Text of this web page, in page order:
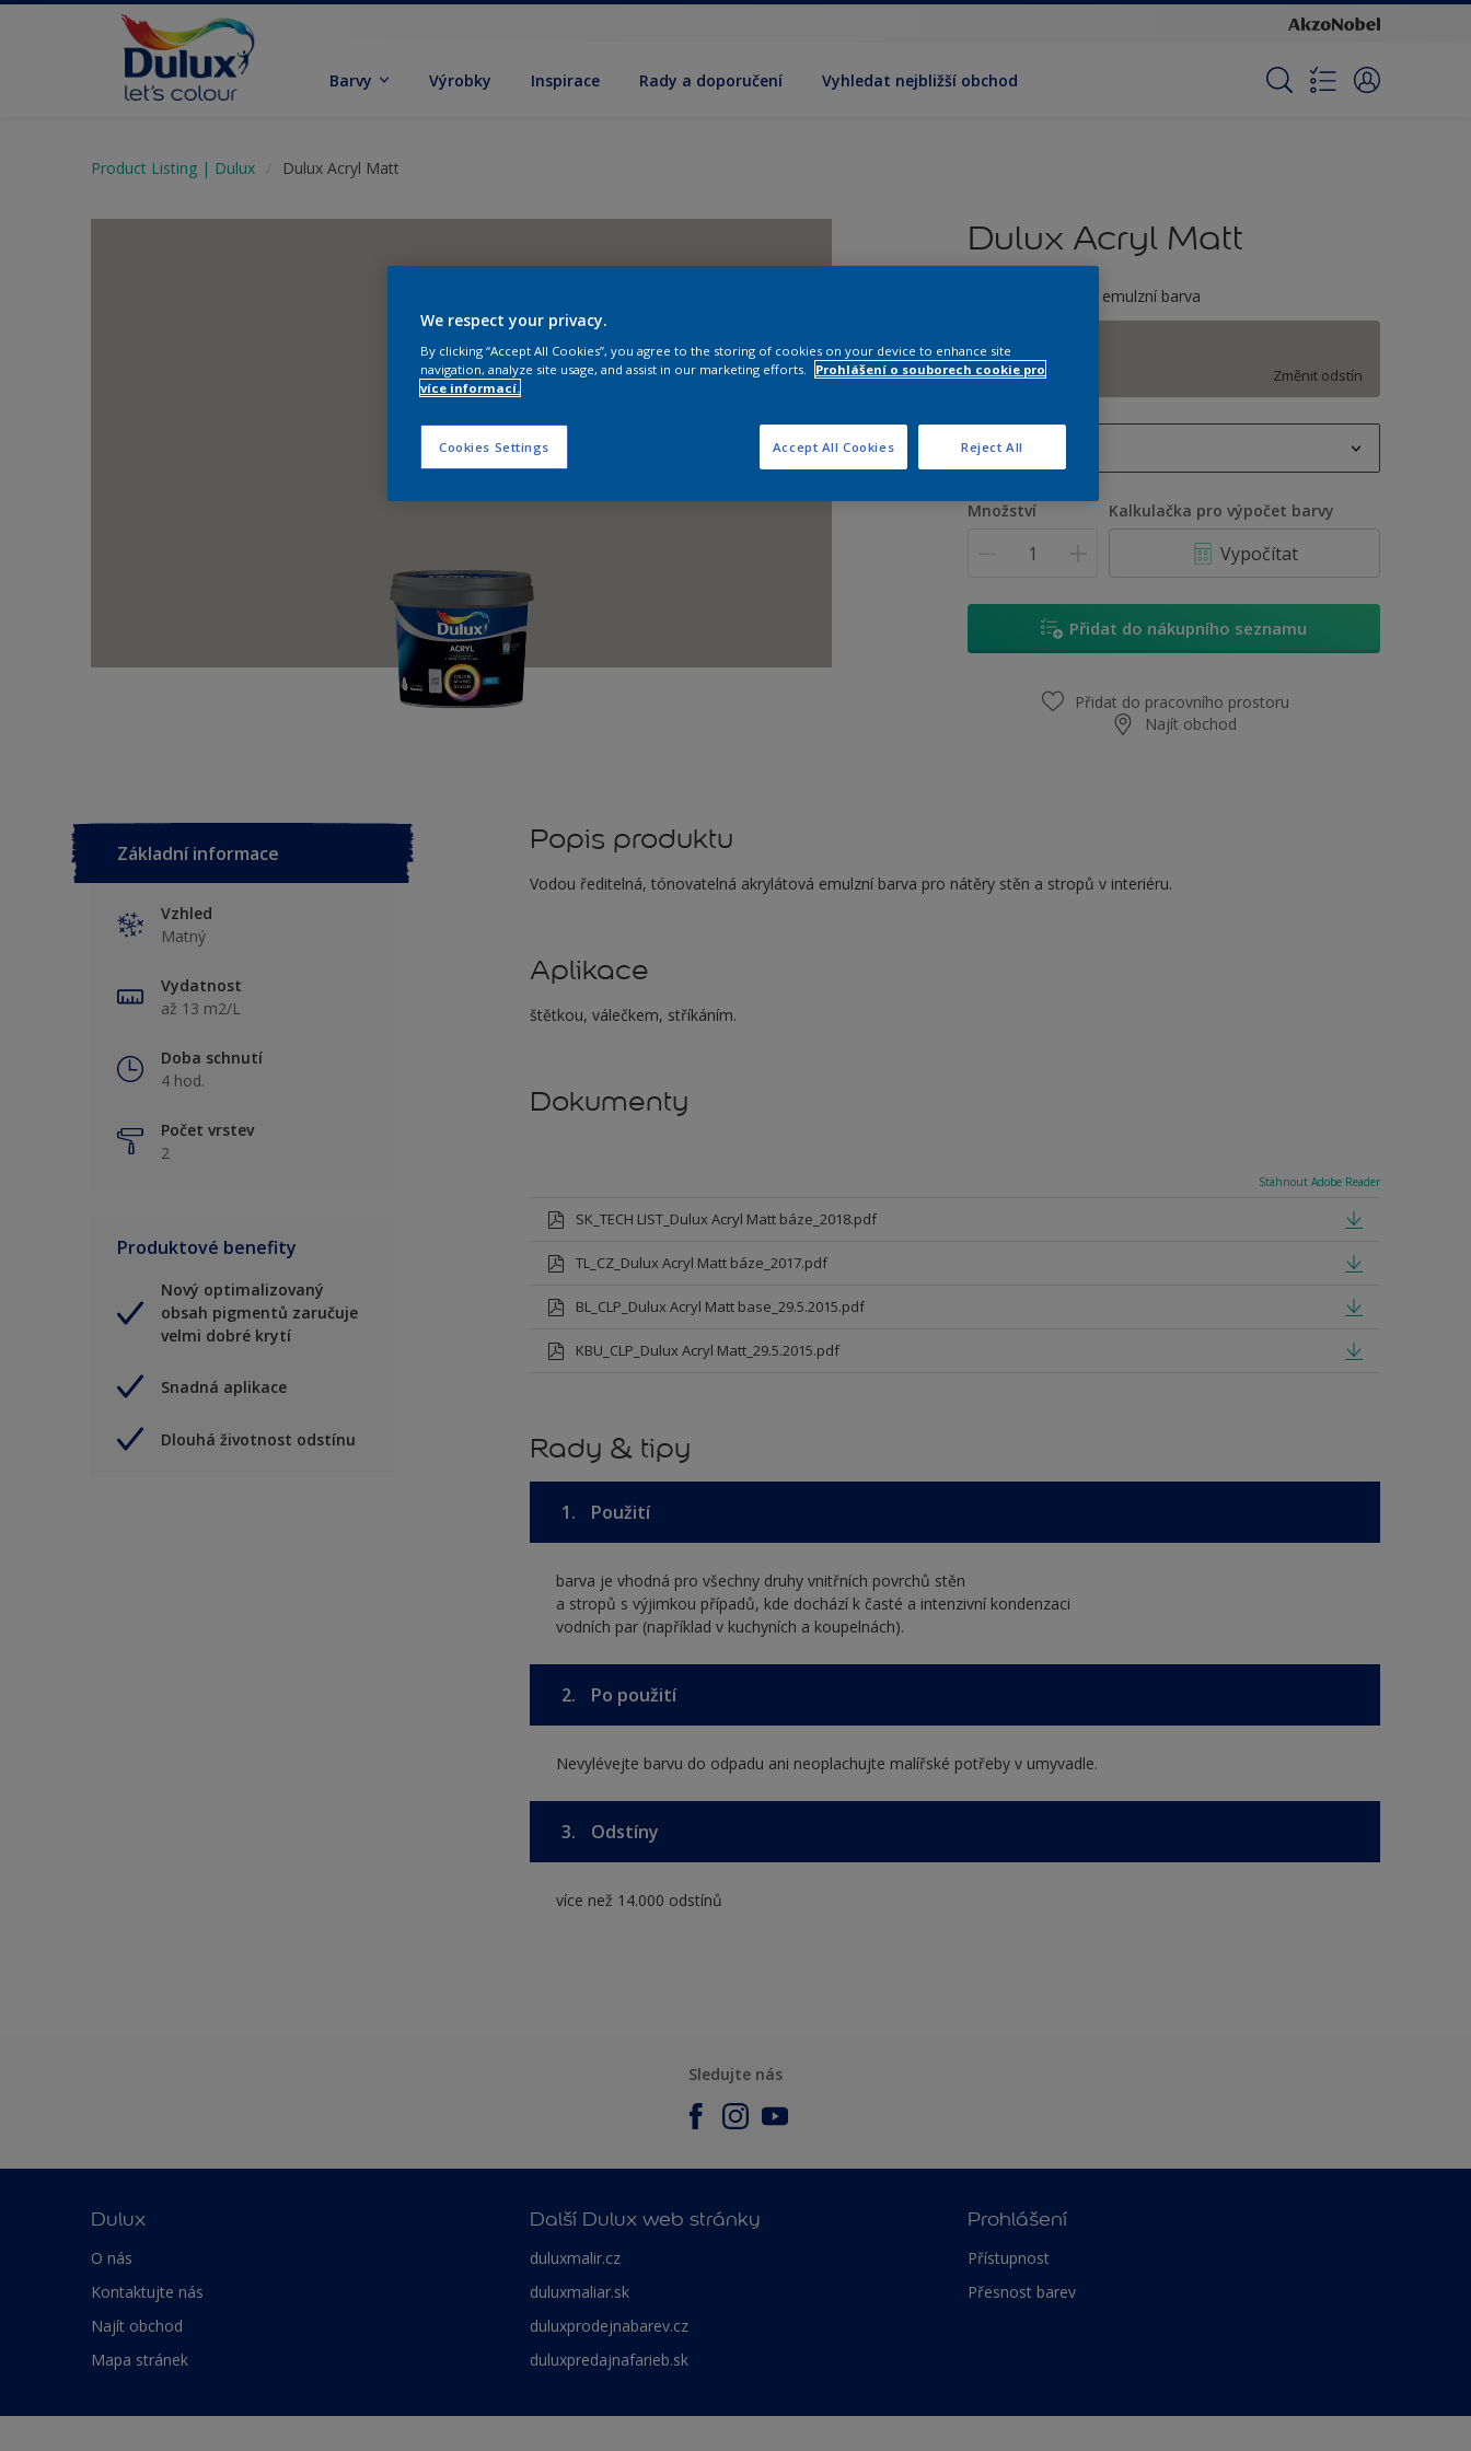
Barvy Výrobky Inspirace Rady a doporučení Vyhledat nejbližší obchod
Product Listing | Dulux Dulux Acryl Matt
Dulux Acryl Matt
Tónvatelná matná emulzní barva
F0.03.66
Změnit odstín
1 L
10 L
Množství Kalkulačka pro výpočet barvy
Vypočítat
Přidat do nákupního seznamu
Přidat do pracovního prostoru
Najít obchod
Základní informace
Vzhled
Matný
Vydatnost
až 13 m2/L
Doba schnutí
4 hod.
Počet vrstev
2
Produktové benefity
Nový optimalizovaný
obsah pigmentů zaručuje
velmi dobré krytí
Snadná aplikace
Dlouhá životnost odstínu
Popis produktu
Vodou ředitelná, tónovatelná akrylátová emulzní barva pro nátěry stěn a stropů v interiéru.
Aplikace
štětkou, válečkem, stříkáním.
Dokumenty
Stáhnout Adobe Reader
SK_TECH LIST_Dulux Acryl Matt báze_2018.pdf
TL_CZ_Dulux Acryl Matt báze_2017.pdf
BL_CLP_Dulux Acryl Matt base_29.5.2015.pdf
KBU_CLP_Dulux Acryl Matt_29.5.2015.pdf
Rady & tipy
1. Použití
barva je vhodná pro všechny druhy vnitřních povrchů stěn
a stropů s výjimkou případů, kde dochází k časté a intenzivní kondenzaci
vodních par (například v kuchyních a koupelnách).
2. Po použití
Nevylévejte barvu do odpadu ani neoplachujte malířské potřeby v umyvadle.
3. Odstíny
více než 14.000 odstínů
Sledujte nás
Dulux
O nás
Kontaktujte nás
Najít obchod
Mapa stránek
Další Dulux web stránky
duluxmalir.cz
duluxmaliar.sk
duluxprodejnabarev.cz
duluxpredajnafarieb.sk
Prohlášení
Přístupnost
Přesnost barev
We respect your privacy.
By clicking “Accept All Cookies”, you agree to the storing of cookies on your device to enhance site
navigation, analyze site usage, and assist in our marketing efforts.
Prohlášení o souborech cookie pro
více informací.
Cookies Settings Reject All
Accept All Cookies